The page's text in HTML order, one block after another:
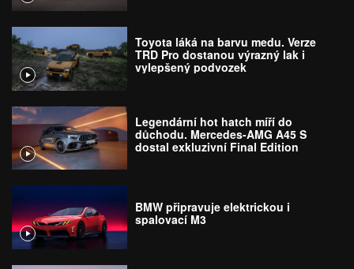
Toyota láká na barvu medu. Verze
TRD Pro dostanou výrazný lak i
vylepšený podvozek
Legendární hot hatch míří do
důchodu. Mercedes-AMG A45 S
dostal exkluzivní Final Edition
BMW připravuje elektrickou i
spalovací M3